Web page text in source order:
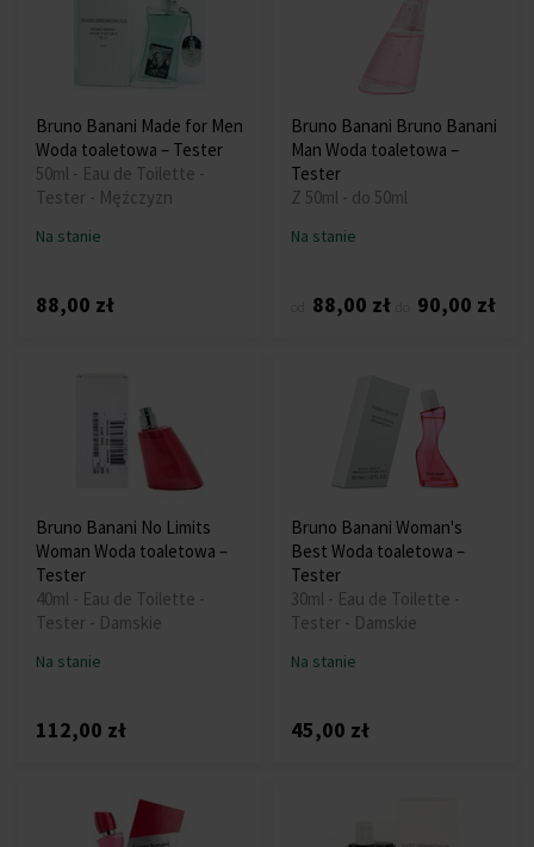
Bruno Banani Made for Men
Woda toaletowa – Tester
50ml - Eau de Toilette -
Tester - Mężczyzn
Na stanie
88,00 zł
Bruno Banani Bruno Banani
Man Woda toaletowa –
Tester
Z 50ml - do 50ml
Na stanie
88,00 zł 90,00 zł
Bruno Banani No Limits
Woman Woda toaletowa –
Tester
40ml - Eau de Toilette -
Tester - Damskie
Na stanie
112,00 zł
Bruno Banani Woman's
Best Woda toaletowa –
Tester
30ml - Eau de Toilette -
Tester - Damskie
Na stanie
45,00 zł